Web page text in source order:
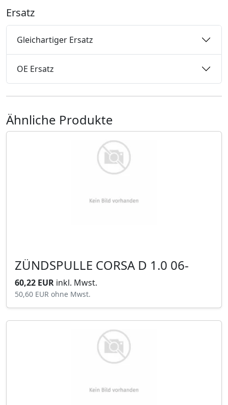
Ersatz
Gleichartiger Ersatz
OE Ersatz
Ähnliche Produkte
ZÜNDSPULLE CORSA D 1.0 06-
60,22 EUR inkl. Mwst.
50,60 EUR ohne Mwst.